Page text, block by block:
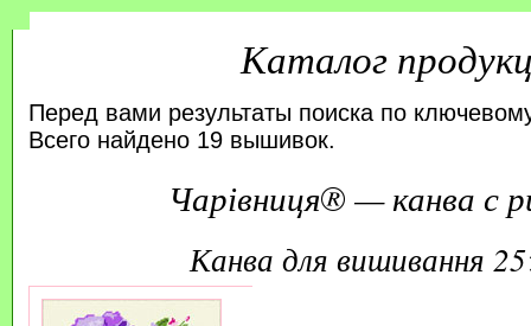
Каталог
Перед вами результаты поиска по
Всего найдено 19 вышивок.
Чарівниця® — канва с
канва для вишивання